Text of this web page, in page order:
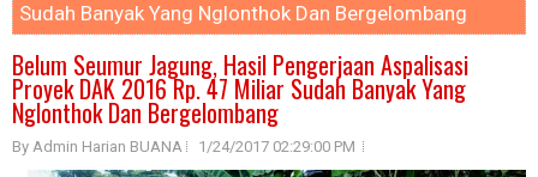
Sudah Banyak Yang Nglonthok Dan Bergelombang
Belum Seumur Jagung, Hasil Pengerjaan Aspalisasi
Proyek DAK 2016 Rp. 47 Miliar Sudah Banyak Yang
Nglonthok Dan Bergelombang
By Admin Harian BUANA 1/24/2017 02:29:00 PM